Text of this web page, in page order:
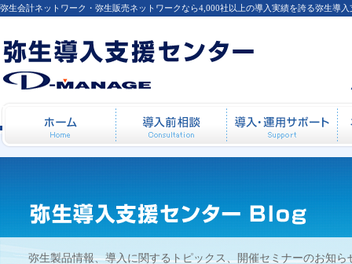
2008年10月19日 - 2008年10月25日
弥生会計ネットワーク・弥生販売ネットワークなら4,000社以上の導入実績を誇る弥生導
弥生製品情報、導入に関するトピックス、開催セミナーのお知ら
ホーム 導入前相談 導